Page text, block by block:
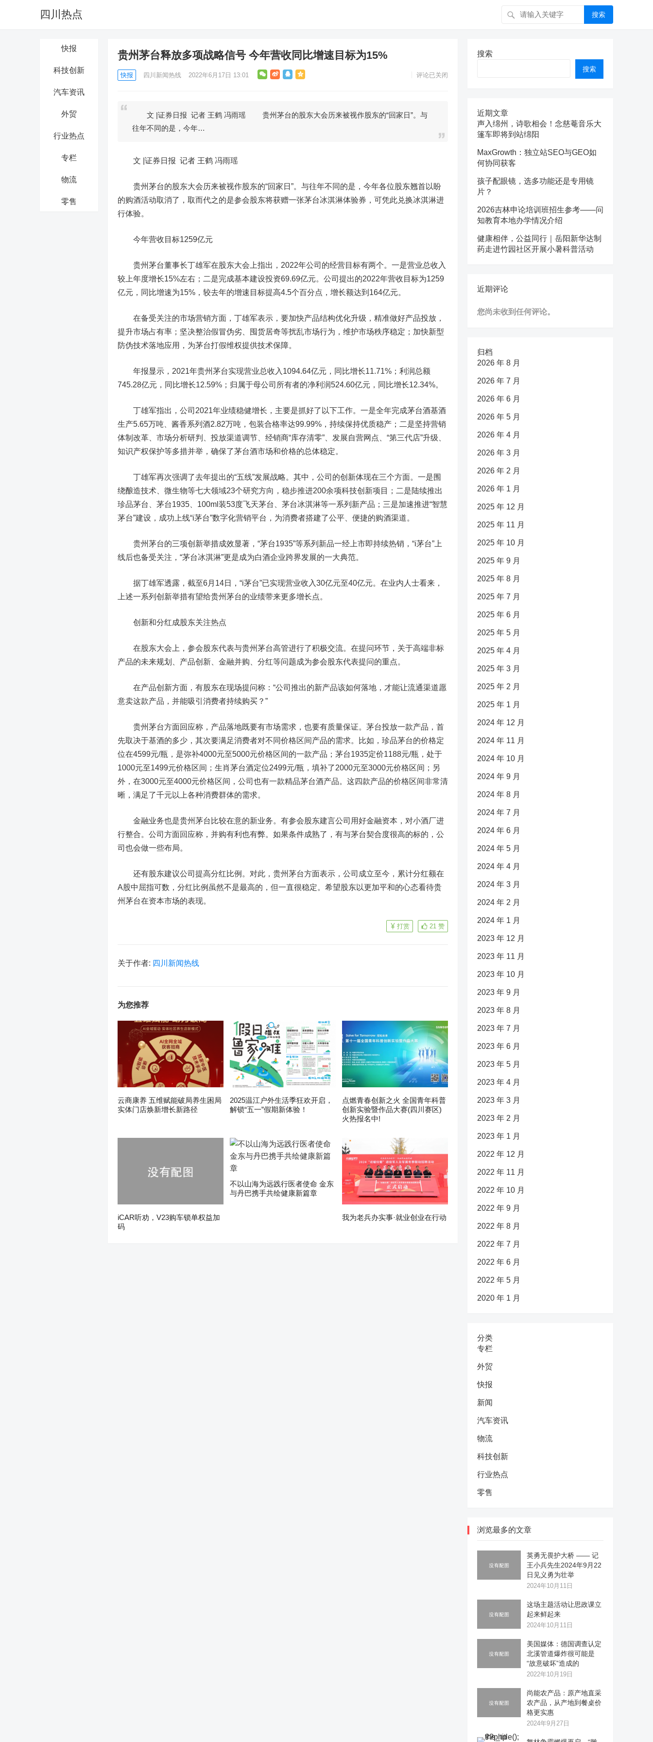
四川热点 搜索
快报
科技创新
汽车资讯
外贸
行业热点
专栏
物流
零售
贵州茅台释放多项战略信号 今年营收同比增速目标为15%
快报 四川新闻热线 2022年6月17日 13:01 评论已关闭
文 |证券日报 记者 王鹤 冯雨瑶 贵州茅台的股东大会历来被视作股东的“回家日”。与
往年不同的是，今年…
文 | 证券日报 记者 王鹤 冯雨瑶
贵州茅台的股东大会历来被视作股东的“回家日”。与往年不同的是，今年各位股东翘首以盼
的购酒活动取消了，取而代之的是参会股东将获赠一张茅台冰淇淋体验券，可凭此兑换冰淇淋进
行体验。
今年营收目标1259亿元
贵州茅台董事长丁雄军在股东大会上指出，2022年公司的经营目标有两个。一是营业总收入
较上年度增长15%左右；二是完成基本建设投资69.69亿元。公司提出的2022年营收目标为1259
亿元，同比增速为15%，较去年的增速目标提高4.5个百分点，增长额达到164亿元。
在备受关注的市场营销方面，丁雄军表示，要加快产品结构优化升级，精准做好产品投放，
提升市场占有率；坚决整治假冒伪劣、囤货居奇等扰乱市场行为，维护市场秩序稳定；加快新型
防伪技术落地应用，为茅台打假维权提供技术保障。
年报显示，2021年贵州茅台实现营业总收入1094.64亿元，同比增长11.71%；利润总额
745.28亿元，同比增长12.59%；归属于母公司所有者的净利润524.60亿元，同比增长12.34%。
丁雄军指出，公司2021年业绩稳健增长，主要是抓好了以下工作。一是全年完成茅台酒基酒
生产5.65万吨、酱香系列酒2.82万吨，包装合格率达99.99%，持续保持优质稳产；二是坚持营销
体制改革、市场分析研判、投放渠道调节、经销商“库存清零”、发展自营网点、“第三代店”升级、
知识产权保护等多措并举，确保了茅台酒市场和价格的总体稳定。
丁雄军再次强调了去年提出的“五线”发展战略。其中，公司的创新体现在三个方面。一是围
绕酿造技术、微生物等七大领域23个研究方向，稳步推进200余项科技创新项目；二是陆续推出
珍品茅台、茅台1935、100ml装53度飞天茅台、茅台冰淇淋等一系列新产品；三是加速推进“智慧
茅台”建设，成功上线“i茅台”数字化营销平台，为消费者搭建了公平、便捷的购酒渠道。
贵州茅台的三项创新举措成效显著，“茅台1935”等系列新品一经上市即持续热销，“i茅台”上
线后也备受关注，“茅台冰淇淋”更是成为白酒企业跨界发展的一大典范。
据丁雄军透露，截至6月14日，“i茅台”已实现营业收入30亿元至40亿元。在业内人士看来，
上述一系列创新举措有望给贵州茅台的业绩带来更多增长点。
创新和分红成股东关注热点
在股东大会上，参会股东代表与贵州茅台高管进行了积极交流。在提问环节，关于高端非标
产品的未来规划、产品创新、金融并购、分红等问题成为参会股东代表提问的重点。
在产品创新方面，有股东在现场提问称：“公司推出的新产品该如何落地，才能让流通渠道愿
意卖这款产品，并能吸引消费者持续购买？”
贵州茅台方面回应称，产品落地既要有市场需求，也要有质量保证。茅台投放一款产品，首
先取决于基酒的多少，其次要满足消费者对不同价格区间产品的需求。比如，珍品茅台的价格定
位在4599元/瓶，是弥补4000元至5000元价格区间的一款产品；茅台1935定价1188元/瓶，处于
1000元至1499元价格区间；生肖茅台酒定位2499元/瓶，填补了2000元至3000元价格区间；另
外，在3000元至4000元价格区间，公司也有一款精品茅台酒产品。这四款产品的价格区间非常清
晰，满足了千元以上各种消费群体的需求。
金融业务也是贵州茅台比较在意的新业务。有参会股东建言公司用好金融资本，对小酒厂进
行整合。公司方面回应称，并购有利也有弊。如果条件成熟了，有与茅台契合度很高的标的，公
司也会做一些布局。
还有股东建议公司提高分红比例。对此，贵州茅台方面表示，公司成立至今，累计分红额在
A股中屈指可数，分红比例虽然不是最高的，但一直很稳定。希望股东以更加平和的心态看待贵
州茅台在资本市场的表现。
21 赞
打赏
关于作者: 四川新闻热线
为您推荐
云商康养 五维赋能破局养生困局
实体门店焕新增长新路径
2025温江户外生活季狂欢开启，
解锁“五一”假期新体验！
点燃青春创新之火 全国青年科普
创新实验暨作品大赛(四川赛区)
火热报名中!
iCAR听劝，V23购车锁单权益加
码
不以山海为远践行医者使命 金东
与丹巴携手共绘健康新篇章
我为老兵办实事·就业创业在行动
搜索
搜索
近期文章
声入绵州，诗歌相会！念慈菴音乐大
篷车即将到站绵阳
MaxGrowth：独立站SEO与GEO如
何协同获客
孩子配眼镜，选多功能还是专用镜
片？
2026吉林申论培训班招生参考——问
知教育本地办学情况介绍
健康相伴，公益同行｜岳阳新华达制
药走进竹园社区开展小暑科普活动
近期评论
您尚未收到任何评论。
归档
2026 年 8 月
2026 年 7 月
2026 年 6 月
2026 年 5 月
2026 年 4 月
2026 年 3 月
2026 年 2 月
2026 年 1 月
2025 年 12 月
2025 年 11 月
2025 年 10 月
2025 年 9 月
2025 年 8 月
2025 年 7 月
2025 年 6 月
2025 年 5 月
2025 年 4 月
2025 年 3 月
2025 年 2 月
2025 年 1 月
2024 年 12 月
2024 年 11 月
2024 年 10 月
2024 年 9 月
2024 年 8 月
2024 年 7 月
2024 年 6 月
2024 年 5 月
2024 年 4 月
2024 年 3 月
2024 年 2 月
2024 年 1 月
2023 年 12 月
2023 年 11 月
2023 年 10 月
2023 年 9 月
2023 年 8 月
2023 年 7 月
2023 年 6 月
2023 年 5 月
2023 年 4 月
2023 年 3 月
2023 年 2 月
2023 年 1 月
2022 年 12 月
2022 年 11 月
2022 年 10 月
2022 年 9 月
2022 年 8 月
2022 年 7 月
2022 年 6 月
2022 年 5 月
2020 年 1 月
分类
专栏
外贸
快报
新闻
汽车资讯
物流
科技创新
行业热点
零售
浏览最多的文章
英勇无畏护大桥 —— 记
王小兵先生2024年9月22
日见义勇为壮举
2024年10月11日
这场主题活动让思政课立
起来鲜起来
2024年10月11日
美国媒体：德国调查认定
北溪管道爆炸很可能是
“故意破坏”造成的
2022年10月19日
尚能农产品：原产地直采
农产品，从产地到餐桌价
格更实惠
2024年9月27日